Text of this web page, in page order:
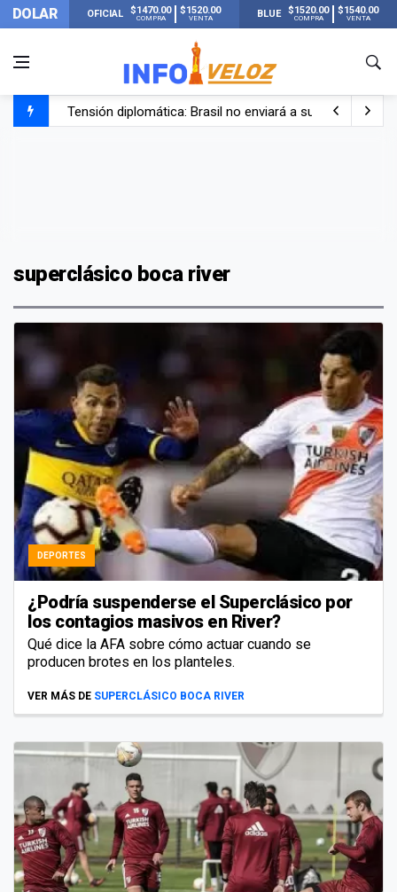
DOLAR OFICIAL $1470.00
COMPRA
$1520.00
VENTA BLUE $1520.00
COMPRA
$1540.00
VENTA
Tensión diplomática: Brasil no enviará a su embajador
superclásico boca river
DEPORTES
¿Podría suspenderse el Superclásico por
los contagios masivos en River?
Qué dice la AFA sobre cómo actuar cuando se
producen brotes en los planteles.
VER MÁS DE SUPERCLÁSICO BOCA RIVER